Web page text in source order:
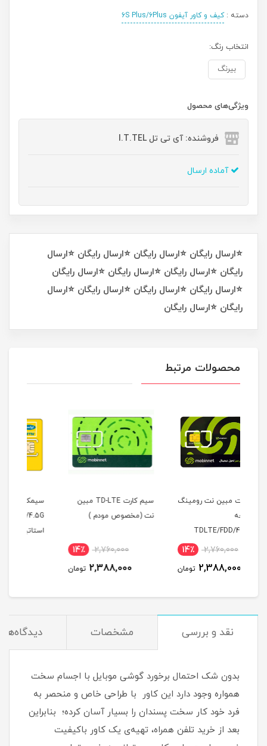
دسته :کیف و کاور آیفون 6S Plus/6Plus
انتخاب رنگ:
بیرنگ
ویژگی‌های محصول
فروشنده: آی تی تل I.T.TEL
آماده ارسال
⭐ارسال رایگان ⭐ارسال رایگان ⭐ارسال رایگان ⭐ارسال
رایگان ⭐ارسال رایگان ⭐ارسال رایگان ⭐ارسال رایگان
⭐ارسال رایگان ⭐ارسال رایگان ⭐ارسال رایگان ⭐ارسال
رایگان ⭐ارسال رایگان
محصولات مرتبط
2,760,000
2,388,000
سیمکارت ایرانسل FDD/5G
/4.5G با همراه آی پی
اینترنت 1000 گیگ یکساله26,400,000
21,400,000
نقد و بررسی مشخصات دیدگاه‌ها
بدون شک احتمال برخورد گوشی موبایل با اجسام سخت
همواره وجود دارد این کاور با طراحی خاص و منحصر به
فرد خود کار سخت پسندان را بسیار آسان کرده؛ بنابراین
بعد از خرید تلفن همراه، تهیه‌ی یک کاور با‌کیفیت